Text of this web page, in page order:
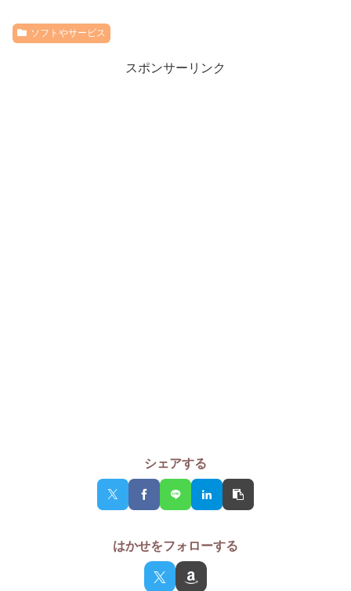
ソフトやサービス
スポンサーリンク
シェアする
はかせをフォローする